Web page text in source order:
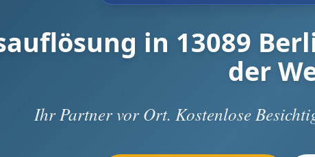
in 13089
der
Ihr Partner vor Ort. Kostenlose